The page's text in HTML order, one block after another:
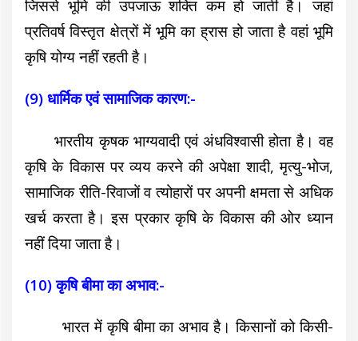
जिससे भूमि की उपजाऊ शक्ति कम हो जाती है। जहां
प्रतिवर्ष विस्तृत क्षेत्रों में भूमि का ह्रास हो जाता है वहां भूमि
कृषि योग्य नहीं रहती है।
(9) धार्मिक एवं सामाजिक कारण:-
भारतीय कृषक भाग्यवादी एवं अंधविश्वासी होता है। वह
कृषि के विकास पर व्यय करने की अपेक्षा शादी, मृत्यु-भोज,
सामाजिक रीति-रिवाजों व त्योहारों पर अपनी क्षमता से अधिक
खर्च करता है। इस प्रकार कृषि के विकास की ओर ध्यान
नहीं दिया जाता है।
(10) कृषि बीमा का अभाव:-
भारत में कृषि बीमा का अभाव है। किसानों को किसी-